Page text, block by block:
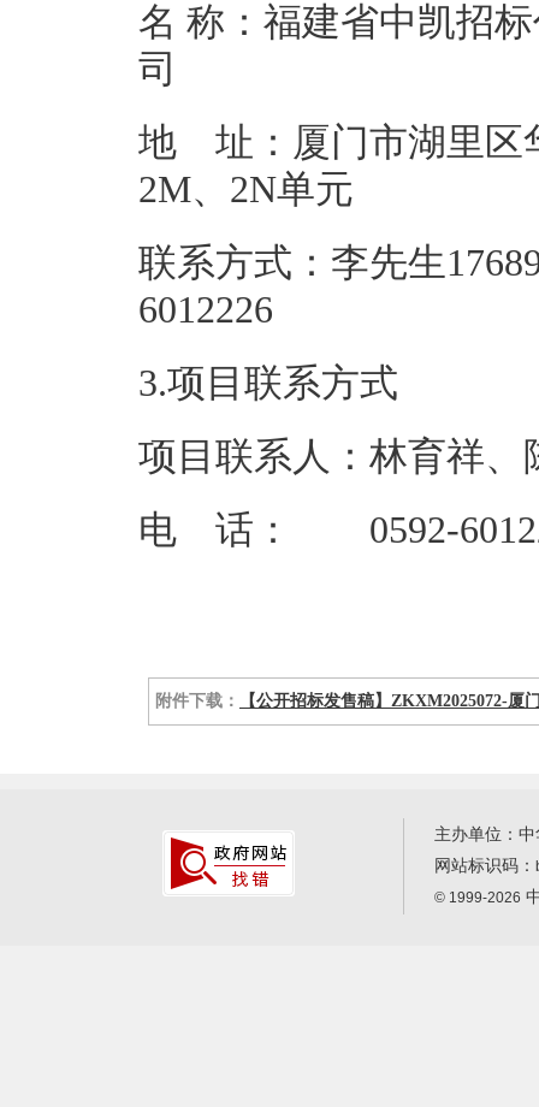
名 称：福建省中凯招
地 址：厦门市湖里区
2M、
联系方式：李先生
3.项目联系方式
项目联系人：林育祥、
电 话： 0592-
附件下载： 【公开招标发售稿】ZKXM2025072-
主办单位：
网站标识码：
© 1999-2026